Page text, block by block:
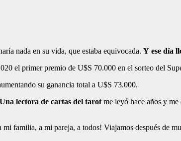
nada en su vida, que estaba equivocada. Y ese día
el primer premio de U$S 70.000 en el sorteo del
su ganancia total a U$S 73.000.
Una lectora de cartas del tarot me leyó hace años y
familia, a mi pareja, a todos! Viajamos después de